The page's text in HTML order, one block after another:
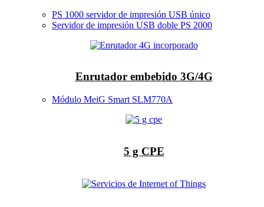
PS 1000 servidor de impresión USB único
Servidor de impresión USB doble PS 2000
Enrutador embebido 3G/4G
Módulo MeiG Smart SLM770A
5 g CPE